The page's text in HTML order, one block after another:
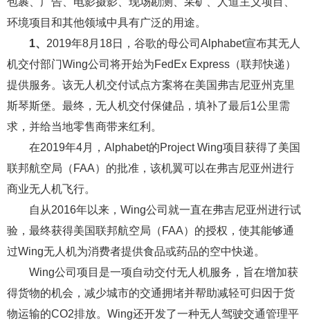
环境项目和其他领域中具有广泛的用途。
1、 2019年8月18日，谷歌的母公司Alphabet宣布其无人
机交付部门Wing公司将开始为FedEx Express（联邦快递）
提供服务。该无人机交付试点方案将在美国弗吉尼亚州克里
斯琴斯堡。最终，无人机交付保健品，填补了最后1公里需
求，并给当地零售商带来红利。
在2019年4月，Alphabet的Project Wing项目获得了美国
联邦航空局（FAA）的批准，该机翼可以在弗吉尼亚州进行
商业无人机飞行。
自从2016年以来，Wing公司就一直在弗吉尼亚州进行试
验，最终获得美国联邦航空局（FAA）的授权，使其能够通
过Wing无人机为消费者提供食品或药品的空中快递。
Wing公司项目是一项自动交付无人机服务，旨在增加获
得货物的机会，减少城市的交通拥堵并帮助减轻可归因于货
物运输的CO2排放。Wing还开发了一种无人驾驶交通管理平